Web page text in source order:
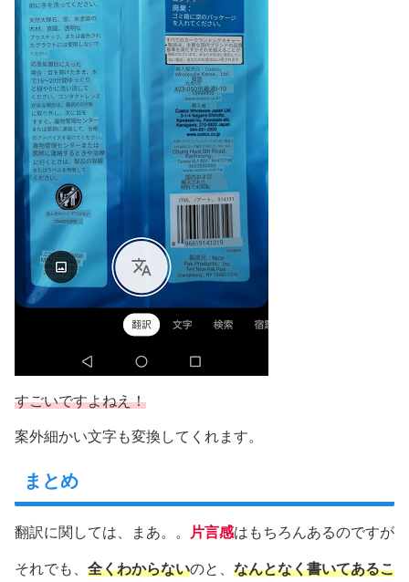
すごいですよねえ！
案外細かい文字も変換してくれます。
まとめ
翻訳に関しては、まあ。。 片言感はもちろんあるのですが
それでも、 全くわからないのと、 なんとなく書いてあるこ